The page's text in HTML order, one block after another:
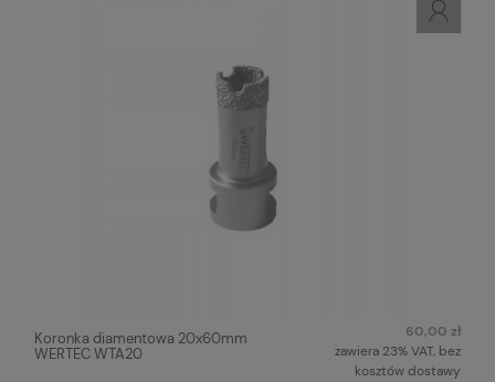
Koronka diamentowa 20x60mm
WERTEC WTA20
60,00 zł
zawiera 23% VAT, bez
kosztów dostawy